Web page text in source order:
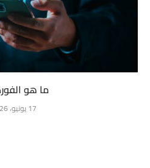
ما هو
17 يونيو، 2026